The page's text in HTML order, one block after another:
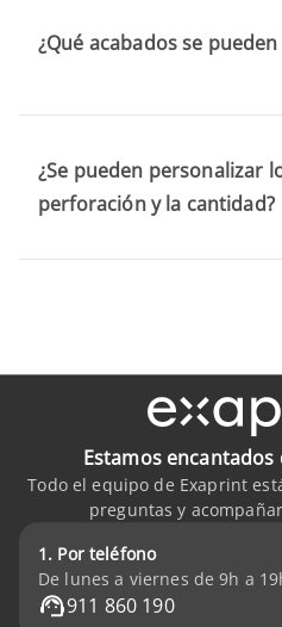
¿Qué acabados se
¿Se pueden personalizar
perforación y la cantidad?
Estamos
Todo el equipo de Exaprint
preguntas y
1. Por teléfono
De lunes a viernes de 9h a
911 860 190